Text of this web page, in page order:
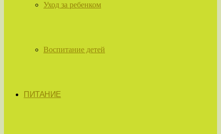
Уход за ребенком
Воспитание детей
ПИТАНИЕ